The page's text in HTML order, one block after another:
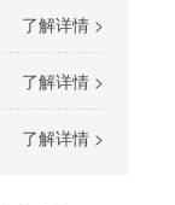
了解详情 >
了解详情 >
了解详情 >